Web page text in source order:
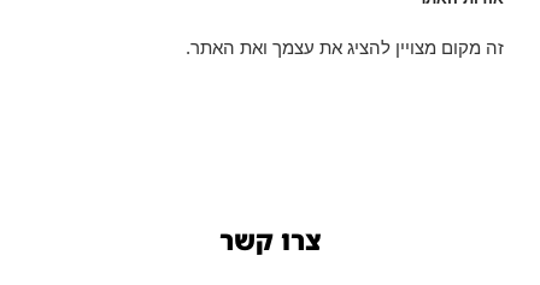
זה מקום מצויין להציג את עצמך ואת האתר.
צרו קשר